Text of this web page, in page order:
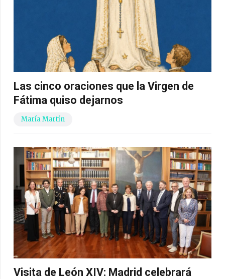
Las cinco oraciones que la Virgen de
Fátima quiso dejarnos
María Martín
Visita de León XIV: Madrid celebrará